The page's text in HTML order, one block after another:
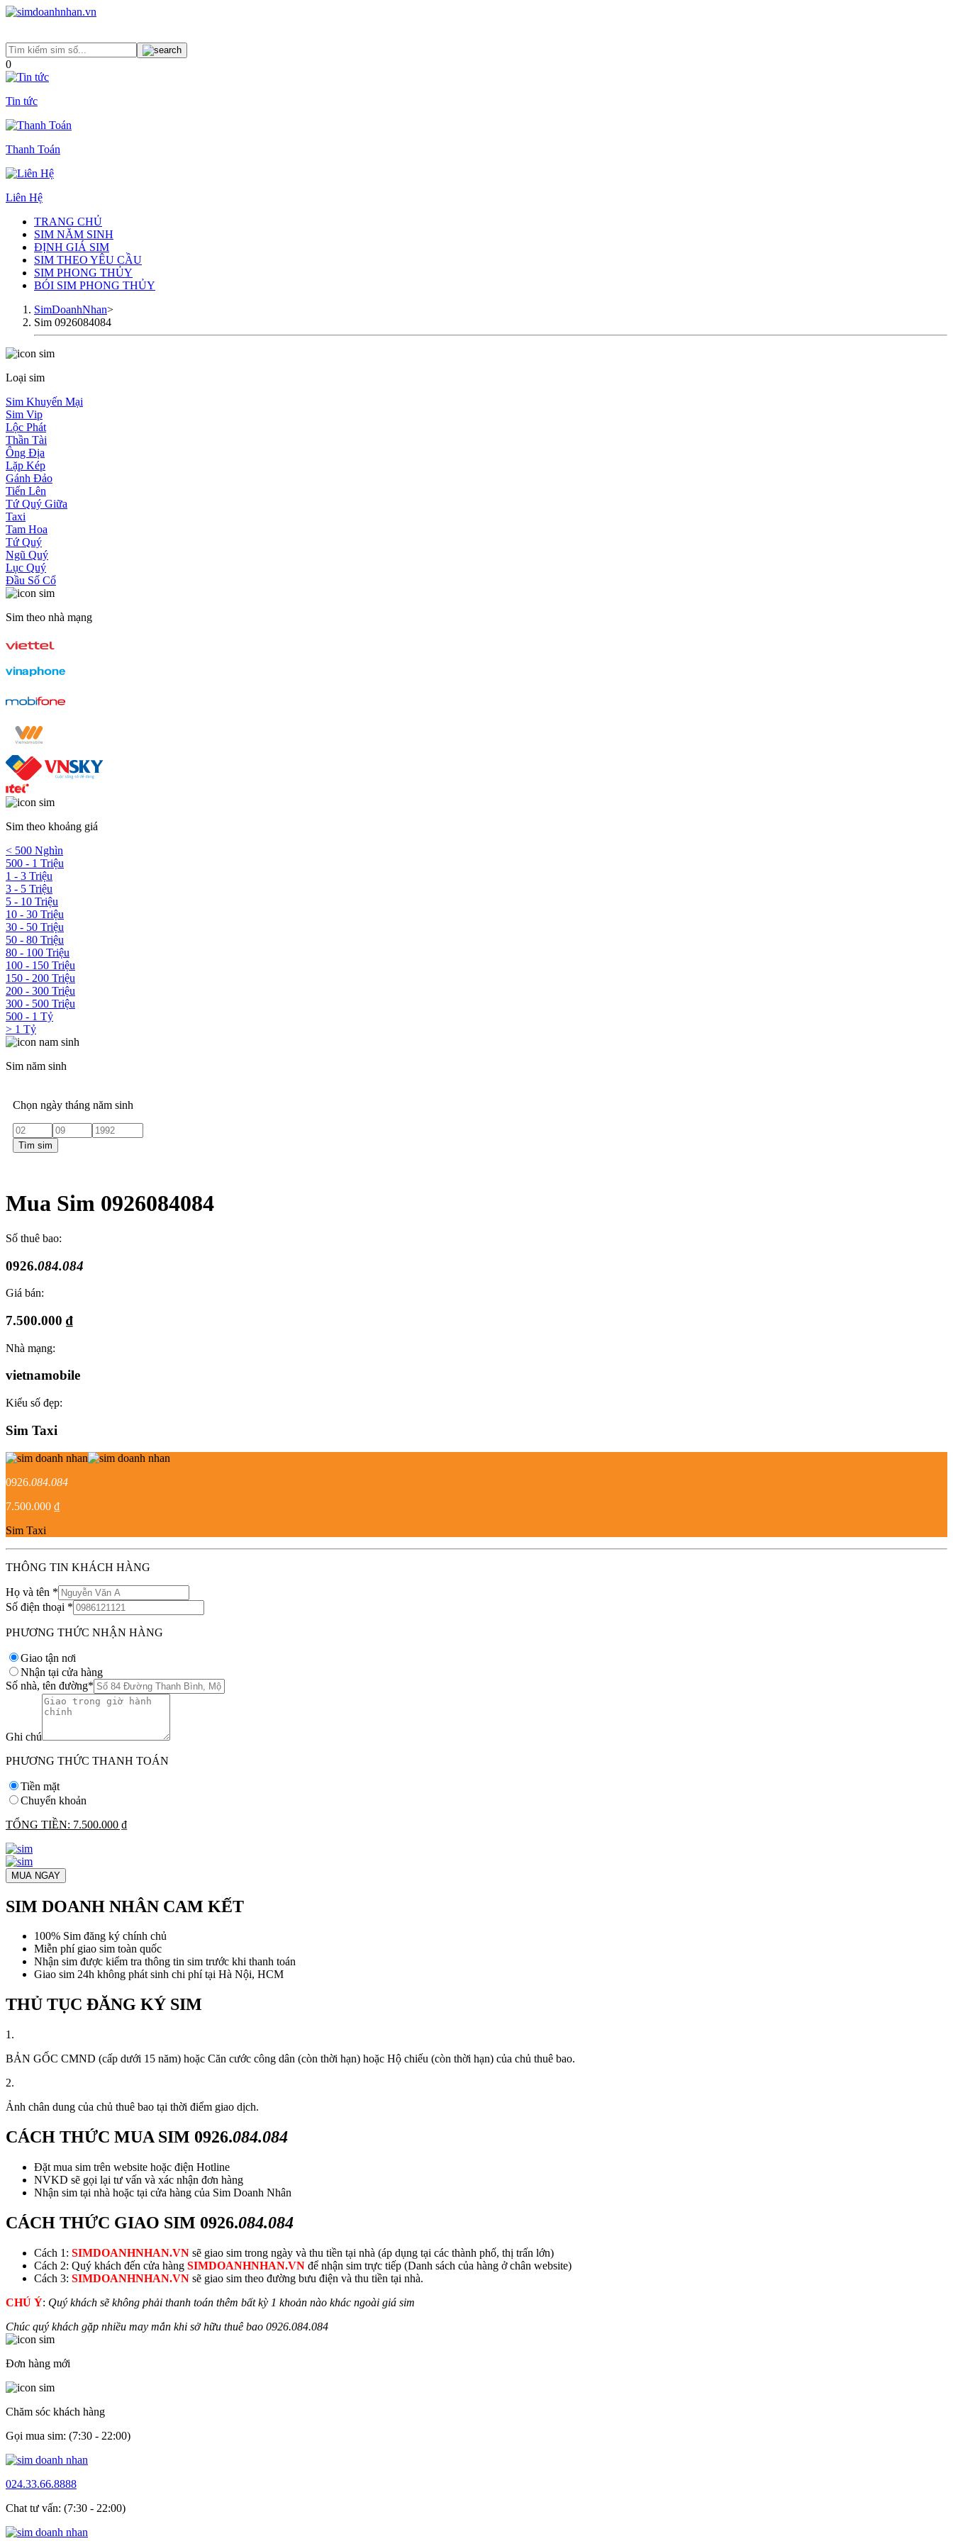
0
Tin tức
Thanh Toán
Liên Hệ
TRANG CHỦ
SIM NĂM SINH
ĐỊNH GIÁ SIM
SIM THEO YÊU CẦU
SIM PHONG THỦY
BÓI SIM PHONG THỦY
SimDoanhNhan>
Sim 0926084084
Loại sim
Sim Khuyến Mại
Sim Vip
Lộc Phát
Thần Tài
Ông Địa
Lặp Kép
Gánh Đảo
Tiến Lên
Tứ Quý Giữa
Taxi
Tam Hoa
Tứ Quý
Ngũ Quý
Lục Quý
Đầu Số Cổ
Sim theo nhà mạng
Sim theo khoảng giá
< 500 Nghìn
500 - 1 Triệu
1 - 3 Triệu
3 - 5 Triệu
5 - 10 Triệu
10 - 30 Triệu
30 - 50 Triệu
50 - 80 Triệu
80 - 100 Triệu
100 - 150 Triệu
150 - 200 Triệu
200 - 300 Triệu
300 - 500 Triệu
500 - 1 Tỷ
> 1 Tỷ
Sim năm sinh
Chọn ngày tháng năm sinh
Tìm sim
Mua Sim 0926084084
Số thuê bao:
0926.084.084
Giá bán:
7.500.000 ₫
Nhà mạng:
vietnamobile
Kiểu số đẹp:
Sim Taxi
0926.084.084
7.500.000 ₫
Sim Taxi
THÔNG TIN KHÁCH HÀNG
Họ và tên *
Số điện thoại *
PHƯƠNG THỨC NHẬN HÀNG
Giao tận nơi
Nhận tại cửa hàng
Số nhà, tên đường*
Ghi chú
PHƯƠNG THỨC THANH TOÁN
Tiền mặt
Chuyển khoản
TỔNG TIỀN: 7.500.000 ₫
MUA NGAY
SIM DOANH NHÂN CAM KẾT
100% Sim đăng ký chính chủ
Miễn phí giao sim toàn quốc
Nhận sim được kiểm tra thông tin sim trước khi thanh toán
Giao sim 24h không phát sinh chi phí tại Hà Nội, HCM
THỦ TỤC ĐĂNG KÝ SIM
1.
BẢN GỐC CMND (cấp dưới 15 năm) hoặc Căn cước công dân (còn thời hạn) hoặc Hộ chiếu (còn thời hạn) của chủ thuê bao.
2.
Ảnh chân dung của chủ thuê bao tại thời điểm giao dịch.
CÁCH THỨC MUA SIM 0926.084.084
Đặt mua sim trên website hoặc điện Hotline
NVKD sẽ gọi lại tư vấn và xác nhận đơn hàng
Nhận sim tại nhà hoặc tại cửa hàng của Sim Doanh Nhân
CÁCH THỨC GIAO SIM 0926.084.084
Cách 1: SIMDOANHNHAN.VN sẽ giao sim trong ngày và thu tiền tại nhà (áp dụng tại các thành phố, thị trấn lớn)
Cách 2: Quý khách đến cửa hàng SIMDOANHNHAN.VN để nhận sim trực tiếp (Danh sách của hàng ở chân website)
Cách 3: SIMDOANHNHAN.VN sẽ giao sim theo đường bưu điện và thu tiền tại nhà.
CHÚ Ý: Quý khách sẽ không phải thanh toán thêm bất kỳ 1 khoản nào khác ngoài giá sim
Chúc quý khách gặp nhiều may mắn khi sở hữu thuê bao 0926.084.084
Đơn hàng mới
Chăm sóc khách hàng
Gọi mua sim: (7:30 - 22:00)
024.33.66.8888
Chat tư vấn: (7:30 - 22:00)